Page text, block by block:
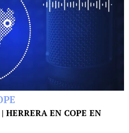
EN COPE EN